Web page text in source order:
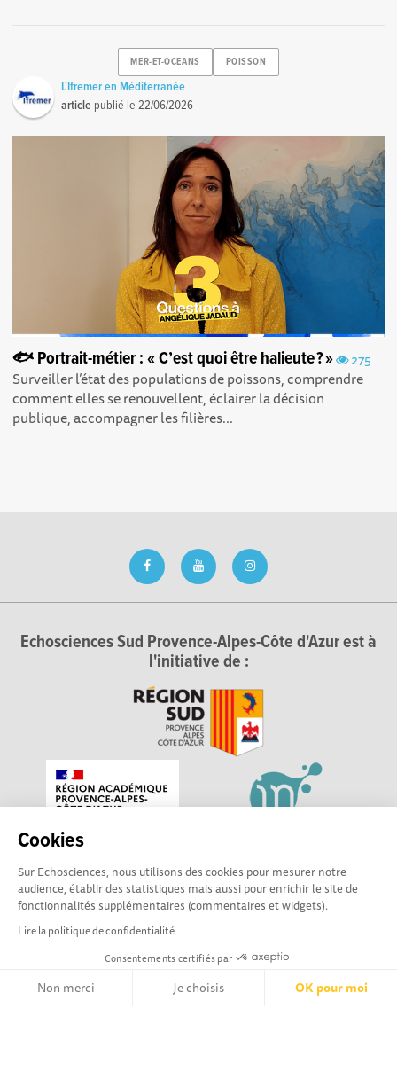
Cookies
Sur Echosciences, nous utilisons des cookies pour mesurer notre
audience, établir des statistiques mais aussi pour enrichir le site de
fonctionnalités supplémentaires (commentaires et widgets).
Lire la politique de confidentialité
Consentements certifiés par
Non merci Je choisis OK pour moi
MER-ET-OCEANS POISSON
L'Ifremer en Méditerranée
article publié le22/06/2026
275
🐟 Portrait-métier : « C’est quoi être halieute ? »
Surveiller l’état des populations de poissons, comprendre
comment elles se renouvellent, éclairer la décision
publique, accompagner les filières...
Echosciences Sud Provence-Alpes-Côte d'Azur est à
l'initiative de :
l'initiative de la Région Sud et de la Délégation régionale